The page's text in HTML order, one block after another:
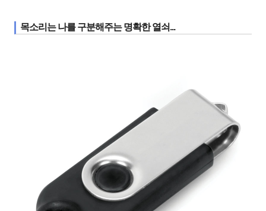
목소리는 나를 구분해주는 명확한 열쇠...